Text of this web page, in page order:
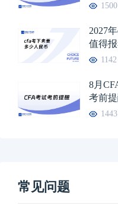
1500
2027
值得报
1142
8月
考前提
1443
常见问题